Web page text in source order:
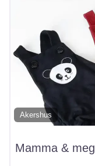
Akershus
Mamma & meg